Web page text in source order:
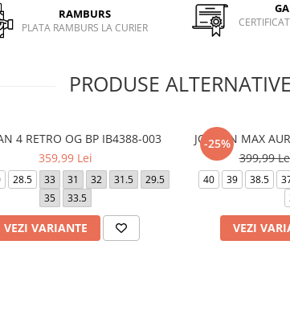
RAMBURS
PLATA RAMBURS LA CURIER
PRODUSE ALTERNATIVE
4 RETRO OG BP IB4388-003
359,99 Lei
28.5 33 31 32 31.5
29.5
35
33.5
VEZI VARIANTE
-25%
JORDAN MAX
399,99
40 39 38.5
VEZI